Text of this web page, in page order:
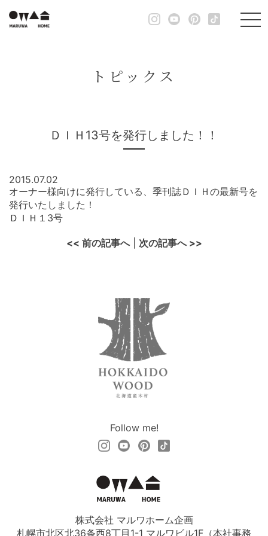
トピックス
ＤＩＨ13号を発行しました！！
2015.07.02
オーナー様向けに発行している、季刊誌ＤＩＨの最新号を
発行いたしました！
ＤＩＨ１3号
<< 前の記事へ| 次の記事へ >>
Follow me!
株式会社 マルワホーム企画
札幌市北区北36条西8丁目1-1 マルワビル1F（本社事務